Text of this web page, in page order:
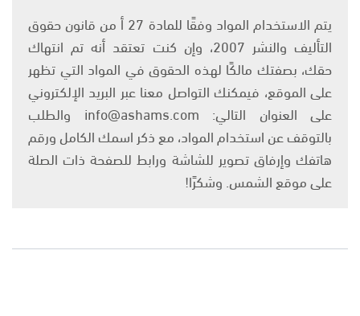
يتم الاستخدام المواد وفقًا للمادة 27 أ من قانون حقوق
التأليف والنشر 2007، وإن كنت تعتقد أنه تم انتهاك
حقك، بصفتك مالكًا لهذه الحقوق في المواد التي تظهر
على الموقع، فيمكنك التواصل معنا عبر البريد الإلكتروني
على العنوان التالي: info@ashams.com والطلب
بالتوقف عن استخدام المواد، مع ذكر اسمك الكامل ورقم
هاتفك وإرفاق تصوير للشاشة ورابط للصفحة ذات الصلة
على موقع الشمس. وشكرًا!